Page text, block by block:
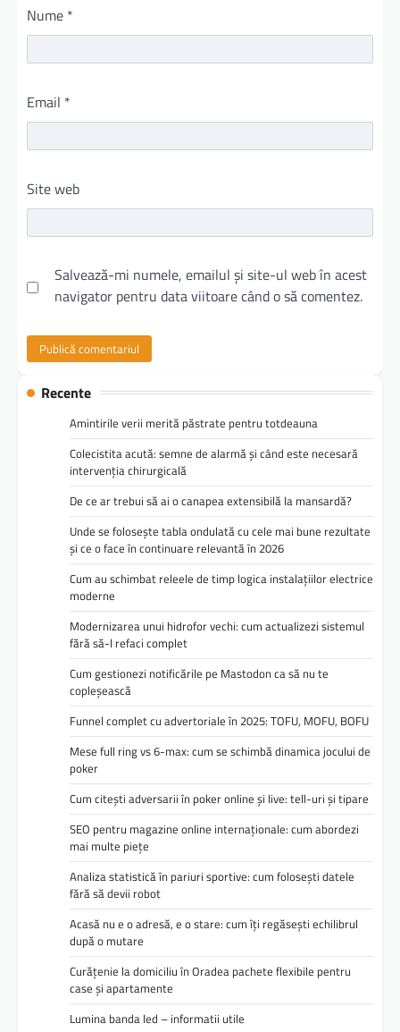
Nume *
Email *
Site web
Salvează-mi numele, emailul și site-ul web în acest
navigator pentru data viitoare când o să comentez.
Recente
Amintirile verii merită păstrate pentru totdeauna
Colecistita acută: semne de alarmă și când este necesară
intervenția chirurgicală
De ce ar trebui să ai o canapea extensibilă la mansardă?
Unde se folosește tabla ondulată cu cele mai bune rezultate
și ce o face în continuare relevantă în 2026
Cum au schimbat releele de timp logica instalațiilor electrice
moderne
Modernizarea unui hidrofor vechi: cum actualizezi sistemul
fără să-l refaci complet
Cum gestionezi notificările pe Mastodon ca să nu te
copleșească
Funnel complet cu advertoriale în 2025: TOFU, MOFU, BOFU
Mese full ring vs 6-max: cum se schimbă dinamica jocului de
poker
Cum citești adversarii în poker online și live: tell-uri și tipare
SEO pentru magazine online internaționale: cum abordezi
mai multe piețe
Analiza statistică în pariuri sportive: cum folosești datele
fără să devii robot
Acasă nu e o adresă, e o stare: cum îți regăsești echilibrul
după o mutare
Curățenie la domiciliu în Oradea pachete flexibile pentru
case și apartamente
Lumina banda led – informatii utile